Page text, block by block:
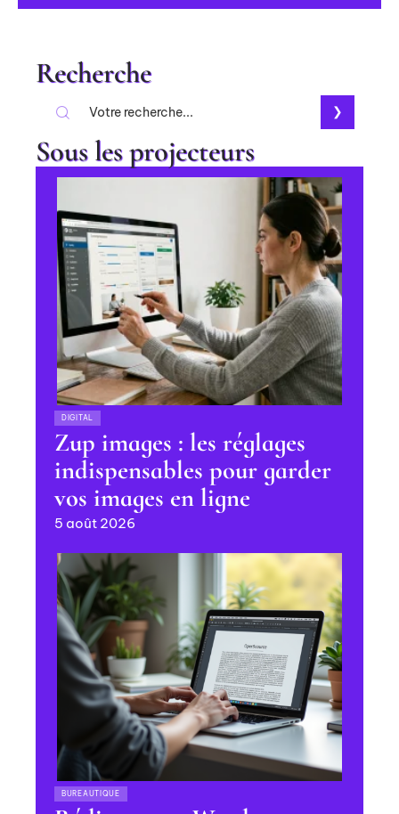
Recherche
Sous les projecteurs
DIGITAL
Zup images : les réglages
indispensables pour garder
vos images en ligne
5 août 2026
BUREAUTIQUE